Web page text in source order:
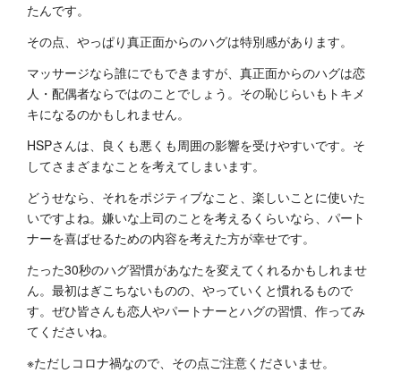
たんです。
その点、やっぱり真正面からのハグは特別感があります。
マッサージなら誰にでもできますが、真正面からのハグは恋
人・配偶者ならではのことでしょう。その恥じらいもトキメ
キになるのかもしれません。
HSPさんは、良くも悪くも周囲の影響を受けやすいです。そ
してさまざまなことを考えてしまいます。
どうせなら、それをポジティブなこと、楽しいことに使いた
いですよね。嫌いな上司のことを考えるくらいなら、パート
ナーを喜ばせるための内容を考えた方が幸せです。
たった30秒のハグ習慣があなたを変えてくれるかもしれませ
ん。最初はぎこちないものの、やっていくと慣れるもので
す。ぜひ皆さんも恋人やパートナーとハグの習慣、作ってみ
てくださいね。
※ただしコロナ禍なので、その点ご注意くださいませ。